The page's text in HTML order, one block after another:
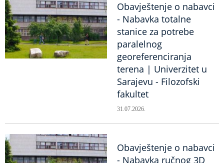
Obavještenje o nabavci
- Nabavka totalne
stanice za potrebe
paralelnog
georeferenciranja
terena | Univerzitet u
Sarajevu - Filozofski
fakultet
31.07.2026.
Obavještenje o nabavci
- Nabavka ručnog 3D